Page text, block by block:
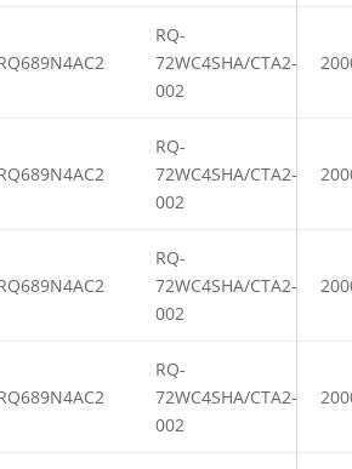
RQ-
72WC4SHA/CTA2-
002
RQ-
72WC4SHA/CTA2-
002
RQ-
72WC4SHA/CTA2-
002
RQ-
72WC4SHA/CTA2-
002